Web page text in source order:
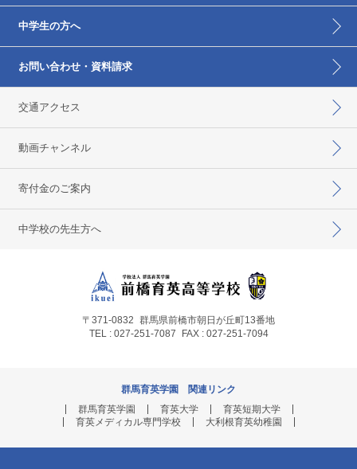
中学生の方へ
お問い合わせ・資料請求
交通アクセス
動画チャンネル
寄付金のご案内
中学校の先生方へ
〒371-0832 群馬県前橋市朝日が丘町13番地
TEL : 027-251-7087
FAX : 027-251-7094
群馬育英学園 関連リンク
群馬育英学園
育英大学
育英短期大学
育英メディカル専門学校
大利根育英幼稚園